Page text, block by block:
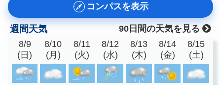
コンパスを表示
週間天気
90日間の天気を見る
8/9
(日)
8/10
(月)
8/11
(火)
8/12
(水)
8/13
(木)
8/14
(金)
8/15
(土)